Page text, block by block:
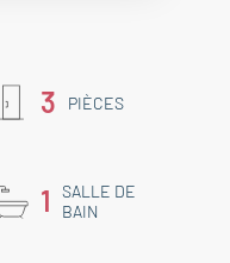
3 PIÈCES
1
SALLE DE
BAIN